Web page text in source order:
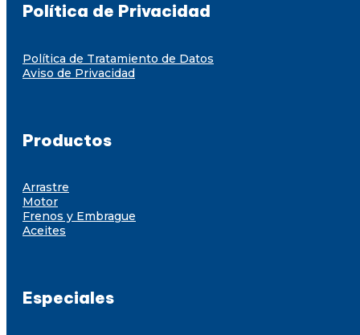
Política de Privacidad
Política de Tratamiento de Datos
Aviso de Privacidad
Productos
Arrastre
Motor
Frenos y Embrague
Aceites
Especiales